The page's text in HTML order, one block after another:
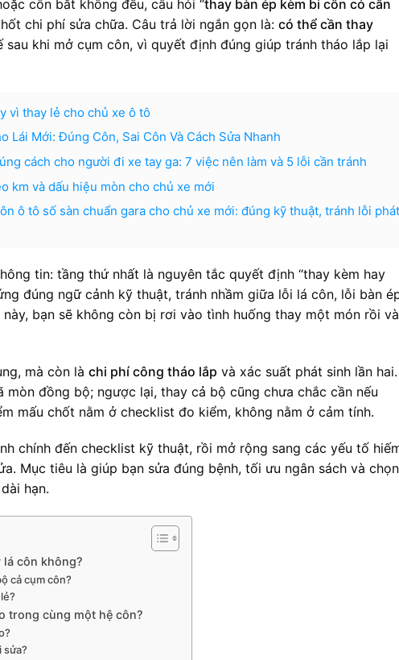
côn bắt không đều, câu hỏi “thay bàn ép kèm bi côn có cần
chi phí sửa chữa. Câu trả lời ngắn gọn là: có thể cần thay
khi mở cụm côn, vì quyết định đúng giúp tránh tháo lắp lại
vì thay lẻ cho chủ xe ô tô
Lái Mới: Đúng Côn, Sai Côn Và Cách Sửa Nhanh
cách cho người đi xe tay ga: 7 việc nên làm và 5 lỗi cần tránh
km và dấu hiệu mòn cho chủ xe mới
ô tô số sàn chuẩn gara cho chủ xe mới: đúng kỹ thuật, tránh lỗi phát
tin: tầng thứ nhất là nguyên tắc quyết định “thay kèm hay
đúng ngữ cảnh kỹ thuật, tránh nhầm giữa lỗi lá côn, lỗi bàn
bạn sẽ không còn bị rơi vào tình huống thay một món rồi
mà còn là chi phí công tháo lắp và xác suất phát sinh lần hai.
mòn đồng bộ; ngược lại, thay cả bộ cũng chưa chắc cần nếu
mấu chốt nằm ở checklist đo kiểm, không nằm ở cảm tính.
chính đến checklist kỹ thuật, rồi mở rộng sang các yếu tố
Mục tiêu là giúp bạn sửa đúng bệnh, tối ưu ngân sách và chọn
hạn.
lá côn không?
cả cụm côn?
trong cùng một hệ côn?
sửa?